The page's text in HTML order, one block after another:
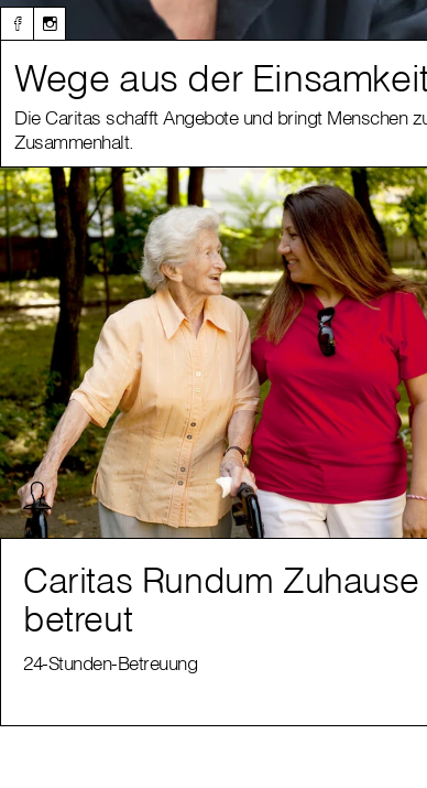
Wege aus der
Die Caritas schafft Angebote und bringt Menschen
Zusammenhalt.
Caritas Rundum Zuhause
betreut
24-Stunden-Betreuung